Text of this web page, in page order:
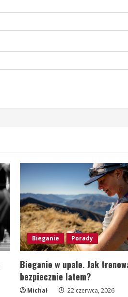
Bieganie Porady
Bieganie w upale. Jak
bezpiecznie latem?
Michał 22 czerwca, 2026